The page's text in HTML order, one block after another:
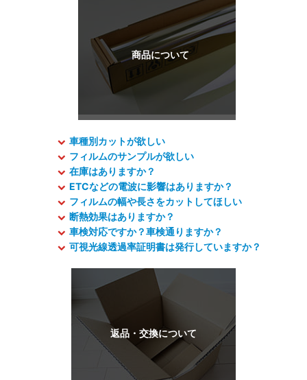
車種別カットが欲しい
フィルムのサンプルが欲しい
在庫はありますか？
ETCなどの電波に影響はありますか？
フィルムの幅や長さをカットしてほしい
断熱効果はありますか？
車検対応ですか？車検通りますか？
可視光線透過率証明書は発行していますか？